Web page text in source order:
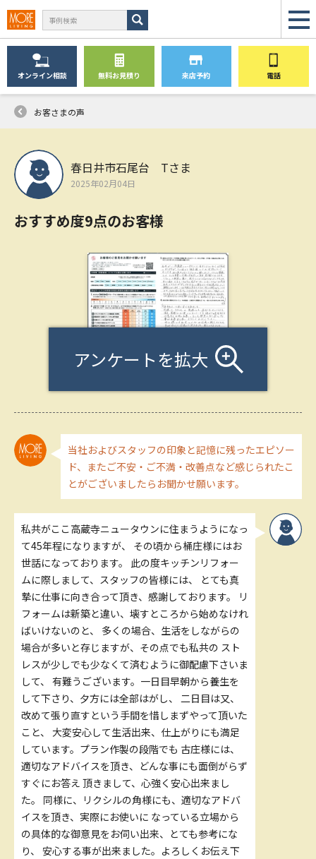
オンライン相談 無料お見積り 来店予約 電話
お客さまの声
春日井市石尾台 Tさま
2025年02月04日
おすすめ度9点のお客様
アンケートを拡大
当社およびスタッフの印象と記憶に残ったエピソー
ド、またご不安・ご不満・改善点など感じられたこ
とがございましたらお聞かせ願います。
私共がここ高蔵寺ニュータウンに住まうようになっ
て45年程になりますが、 その頃から桶庄様にはお
世話になっております。 此の度キッチンリフォー
ムに際しまして、スタッフの皆様には、 とても真
摯に仕事に向き合って頂き、感謝しております。 リ
フォームは新築と違い、壊すところから始めなけれ
ばいけないのと、 多くの場合、生活をしながらの
場合が多いと存じますが、その点でも私共の スト
レスが少しでも少なくて済むように御配慮下さいま
して、 有難うございます。一日目早朝から養生を
して下さり、夕方には全部はがし、 二日目は又、
改めて張り直すという手間を惜しまずやって頂いた
こと、 大変安心して生活出来、仕上がりにも満足
しています。プラン作製の段階でも 古庄様には、
適切なアドバイスを頂き、どんな事にも面倒がらず
すぐにお答え 頂きまして、心強く安心出来まし
た。 同様に、リクシルの角様にも、適切なアドバ
イスを頂き、実際にお使いに なっている立場から
の具体的な御意見をお伺い出来、とても参考にな
り、 安心する事が出来ました。よろしくお伝え下